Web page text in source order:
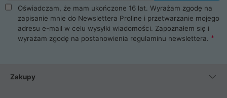
Oświadczam, że mam ukończone 16 lat. Wyrażam zgodę na
zapisanie mnie do Newslettera Proline i przetwarzanie mojego
adresu e-mail w celu wysyłki wiadomości. Zapoznałem się i
wyrażam zgodę na postanowienia regulaminu newslettera.
Zakupy